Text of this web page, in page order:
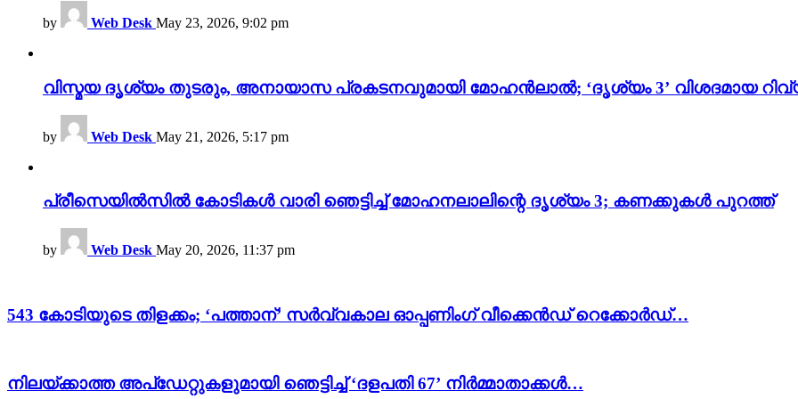
by Web Desk May 23, 2026, 9:02 pm
വിസ്മയ ദൃശ്യം തുടരും, അനായാസ പ്രകടനവുമായി മോഹൻലാൽ; ‘ദൃശ്യം 3’ വിശദമായ
by Web Desk May 21, 2026, 5:17 pm
പ്രീസെയിൽസിൽ കോടികൾ വാരി ഞെട്ടിച്ച് മോഹനലാലിന്റെ ദൃശ്യം 3; കണക്കുകൾ പുറത്ത്
by Web Desk May 20, 2026, 11:37 pm
543 കോടിയുടെ തിളക്കം; ‘പത്താന്’ സർവ്വകാല ഓപ്പണിംഗ് വീക്കെൻഡ് റെക്കോർഡ്…
നിലയ്ക്കാത്ത അപ്‌ഡേറ്റുകളുമായി ഞെട്ടിച്ച് ‘ദളപതി 67’ നിർമ്മാതാക്കൾ…